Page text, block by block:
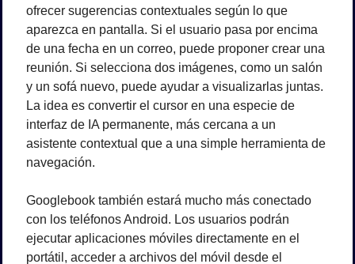
ofrecer sugerencias contextuales según lo que
aparezca en pantalla. Si el usuario pasa por encima
de una fecha en un correo, puede proponer crear una
reunión. Si selecciona dos imágenes, como un salón
y un sofá nuevo, puede ayudar a visualizarlas juntas.
La idea es convertir el cursor en una especie de
interfaz de IA permanente, más cercana a un
asistente contextual que a una simple herramienta de
navegación.
Googlebook también estará mucho más conectado
con los teléfonos Android. Los usuarios podrán
ejecutar aplicaciones móviles directamente en el
portátil, acceder a archivos del móvil desde el